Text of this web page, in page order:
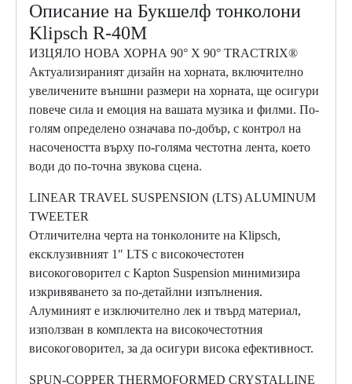
Описание на Букшелф тонколони
Klipsch R-40M
ИЗЦЯЛО НОВА ХОРНА 90° X 90° TRACTRIX®
Актуализираният дизайн на хорната, включително
увеличените външни размери на хорната, ще осигури
повече сила и емоция на вашата музика и филми. По-
голям определено означава по-добър, с контрол на
насочеността върху по-голяма честотна лента, което
води до по-точна звукова сцена.
LINEAR TRAVEL SUSPENSION (LTS) ALUMINUM
TWEETER
Отличителна черта на тонколоните на Klipsch,
ексклузивният 1″ LTS с високочестотен
високоговорител с Kapton Suspension минимизира
изкривяването за по-детайлни изпълнения.
Алуминият е изключително лек и твърд материал,
използван в комплекта на високочестотния
високоговорител, за да осигури висока ефективност.
SPUN-COPPER THERMOFORMED CRYSTALLINE